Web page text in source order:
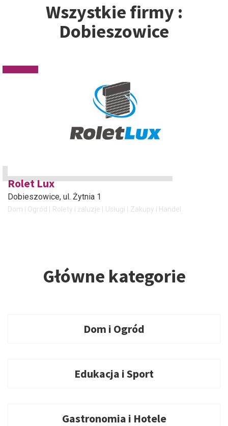
Wszystkie firmy :
Dobieszowice
Rolet Lux
Dobieszowice, ul. Żytnia 1
Dom i Ogród Rolety i żaluzje Usługi Zakupy i Handel
Główne kategorie
Dom i Ogród
Edukacja i Sport
Gastronomia i Hotele